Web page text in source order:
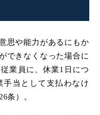
思や能力があるにもか
できなくなった場合に
業員に、休業1日につ
手当として支払わなけ
条）。